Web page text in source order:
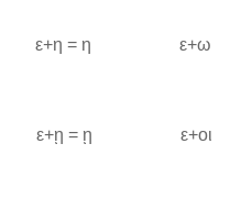
ε+η = η ε+ω
ε+ῃ = ῃ ε+οι